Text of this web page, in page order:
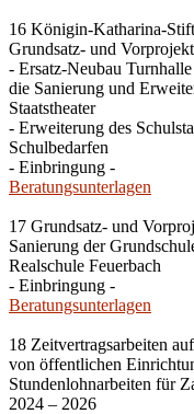
16 Königin-Katharina-Stift
Grundsatz- und
- Ersatz-Neubau
die Sanierung und
Staatstheater
- Erweiterung des
Schulbedarfen
- Einbringung -
Beratungsunterlagen
17 Grundsatz- und
Sanierung der
Realschule Feuerbach
- Einbringung -
Beratungsunterlagen
18 Zeitvertragsarbeiten
von öffentlichen
Stundenlohnarbeiten für
2024 – 2026